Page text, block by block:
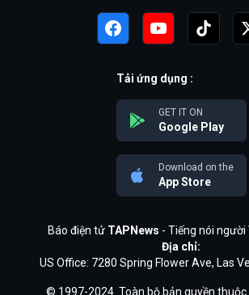
Tải ứng dụng :
GET IT ON
Google Play
Download on the
App Store
Báo điện tử TAPNews - Tiếng nói người
Địa chỉ:
US Office: 7280 Spring Flower Ave, Las
© 1997-2024. Toàn bộ bản quyền thuộc